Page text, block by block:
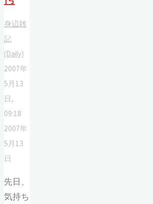
身辺雑
記
(Daily)
2007年
5月13
日,
09:18
2007年
5月13
日
先日、
気持ち